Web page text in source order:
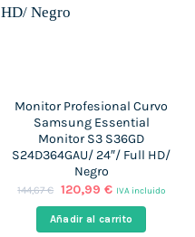
Monitor Profesional Curvo
Samsung Essential
Monitor S3 S36GD
S24D364GAU/ 24″/ Full HD/
Negro
144,67€ El
original
era:
120,99 €El
actual
es:
IVA incluido
Añadir al carrito